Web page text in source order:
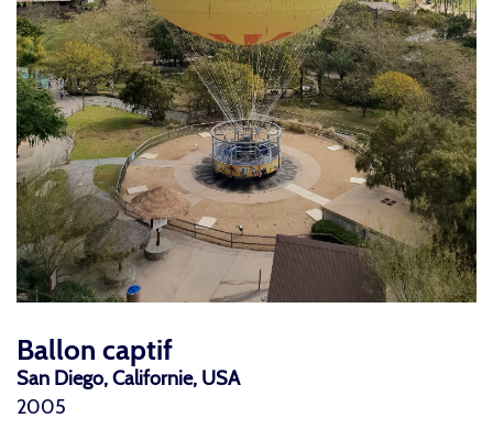
Ballon captif
San Diego, Californie, USA
2005